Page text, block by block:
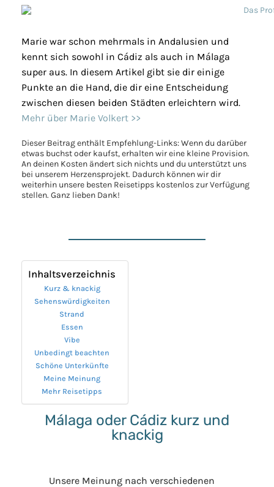
Marie war schon mehrmals in Andalusien und
kennt sich sowohl in Cádiz als auch in Málaga
super aus. In diesem Artikel gibt sie dir einige
Punkte an die Hand, die dir eine Entscheidung
zwischen diesen beiden Städten erleichtern wird.
Mehr über Marie Volkert >>
Dieser Beitrag enthält Empfehlung-Links: Wenn du darüber
etwas buchst oder kaufst, erhalten wir eine kleine Provision.
An deinen Kosten ändert sich nichts und du unterstützt uns
bei unserem Herzensprojekt. Dadurch können wir dir
weiterhin unsere besten Reisetipps kostenlos zur Verfügung
stellen. Ganz lieben Dank!
Inhaltsverzeichnis
Kurz & knackig
Sehenswürdigkeiten
Strand
Essen
Vibe
Unbedingt beachten
Schöne Unterkünfte
Meine Meinung
Mehr Reisetipps
Málaga oder Cádiz kurz und
knackig
Unsere Meinung nach verschiedenen